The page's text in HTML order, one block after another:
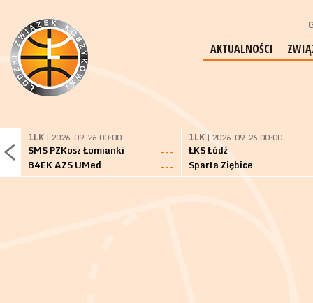
AKTUALNOŚCI
1LK | 2026-09-26 00:00
SMS PZKosz Łomianki
---
B4EK AZS UMed
---
1LK | 2026-09-26 00:00
ŁKS Łódź
Sparta Ziębice